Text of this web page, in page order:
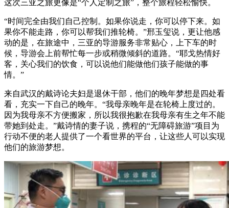
这次三亚之旅更像是“个人定制之旅”，整个旅程轻松愉快。
“时间完全由我们自己控制。如果你说走，你可以停下来。如
果你不能走路，你可以帮我们推轮椅。”邢玉玺说，更让他感
动的是，在旅途中，三亚的导游服务非常贴心，上下车的时
候，导游会上前帮忙每一步或稍微倾斜的道路。“耶戈热情好
客，关心我们的饮食，可以说他们能做他们孩子能做的事
情。”
来自武汉的戴诗论夫妇是退休干部，他们的晚年梦想是四处看
看，充实一下自己的晚年。“我母亲晚年是在轮椅上度过的。
因为我母亲不方便搬家，所以我很抱歉在我母亲有生之年不能
带她到处走。”戴诗情的妻子说，携程的“无障碍旅游”项目为
行动不便的老人提供了一个看世界的平台，让这些人可以实现
他们的旅游梦想。